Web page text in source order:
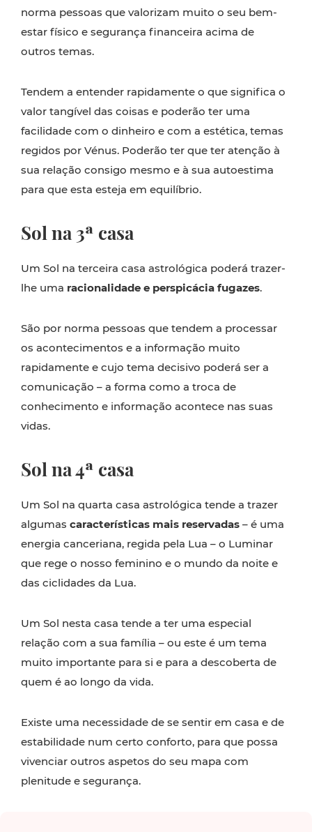
norma pessoas que valorizam muito o seu bem-
estar físico e segurança financeira acima de
outros temas.
Tendem a entender rapidamente o que significa o
valor tangível das coisas e poderão ter uma
facilidade com o dinheiro e com a estética, temas
regidos por Vénus. Poderão ter que ter atenção à
sua relação consigo mesmo e à sua autoestima
para que esta esteja em equilíbrio.
Sol na 3ª casa
Um Sol na terceira casa astrológica poderá trazer-
lhe uma racionalidade e perspicácia fugazes.
São por norma pessoas que tendem a processar
os acontecimentos e a informação muito
rapidamente e cujo tema decisivo poderá ser a
comunicação – a forma como a troca de
conhecimento e informação acontece nas suas
vidas.
Sol na 4ª casa
Um Sol na quarta casa astrológica tende a trazer
algumas características mais reservadas – é uma
energia canceriana, regida pela Lua – o Luminar
que rege o nosso feminino e o mundo da noite e
das ciclidades da Lua.
Um Sol nesta casa tende a ter uma especial
relação com a sua família – ou este é um tema
muito importante para si e para a descoberta de
quem é ao longo da vida.
Existe uma necessidade de se sentir em casa e de
estabilidade num certo conforto, para que possa
vivenciar outros aspetos do seu mapa com
plenitude e segurança.